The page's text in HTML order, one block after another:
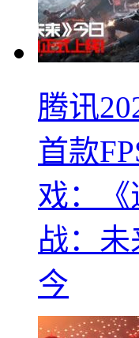
腾讯
首款
戏：《
战：未
今